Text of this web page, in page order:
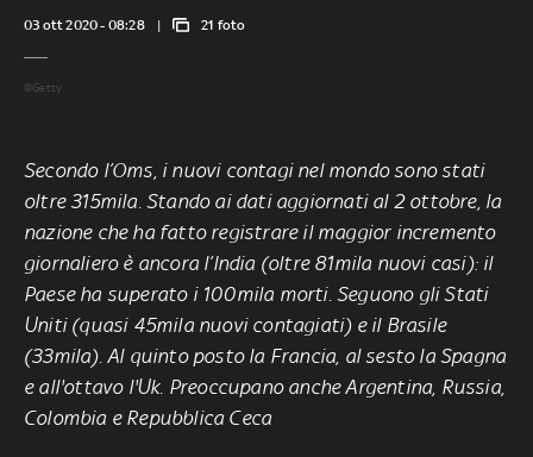
03 ott 2020 - 08:28 21 foto
©Getty
Secondo l’Oms, i nuovi contagi nel mondo sono stati
oltre 315mila. Stando ai dati aggiornati al 2 ottobre, la
nazione che ha fatto registrare il maggior incremento
giornaliero è ancora l’India (oltre 81mila nuovi casi): il
Paese ha superato i 100mila morti. Seguono gli Stati
Uniti (quasi 45mila nuovi contagiati) e il Brasile
(33mila). Al quinto posto la Francia, al sesto la Spagna
e all'ottavo l'Uk. Preoccupano anche Argentina, Russia,
Colombia e Repubblica Ceca